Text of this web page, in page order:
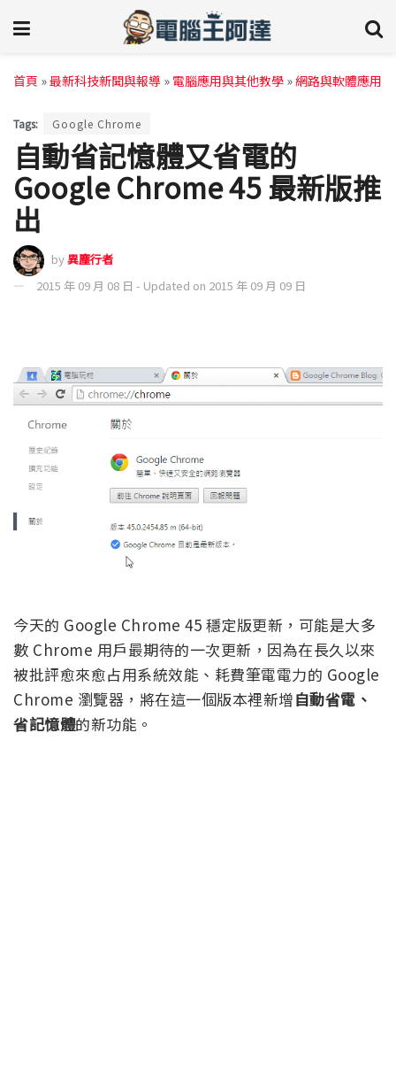
首頁 »最新科技新聞與報導 » 電腦應用與其他教學 »網路與軟體應用
Tags: Google Chrome
自動省記憶體又省電的
Google Chrome 45 最新版推
出
by異塵行者
2015 年 09 月 08 日 - Updated on 2015 年 09 月 09 日
今天的 Google Chrome 45 穩定版更新，可能是大多
數 Chrome 用戶最期待的一次更新，因為在長久以來
被批評愈來愈占用系統效能、耗費筆電電力的 Google
Chrome 瀏覽器，將在這一個版本裡新增自動省電、
省記憶體的新功能。